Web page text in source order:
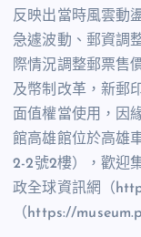
反映出當時風雲動
急遽波動、郵資調
際情況調整郵票售
及幣制改革，新郵
面值權當使用，因
館高雄館位於高雄
2-2號2樓），歡迎
政全球資訊網（
（https://